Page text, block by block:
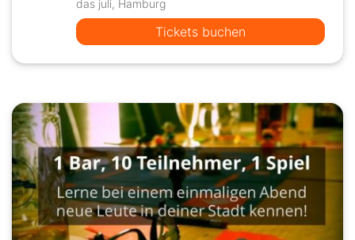
das juli, Hamburg
Tickets buchen